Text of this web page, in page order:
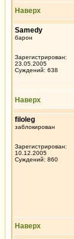
Наверх
Samedy
барон
Зарегистрирован:
23.05.2005
Суждений: 638
Наверх
filoleg
заблокирован
Зарегистрирован:
10.12.2005
Суждений: 860
Наверх